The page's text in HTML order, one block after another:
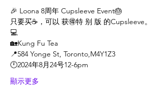
🎉 Loona 8周年 Cupsleeve Event🎂
只要买☕️，可以 获🉐️特 别 版 的Cupsleeve。
💻
🏡Kung Fu Tea
📍584 Yonge St, Toronto,M4Y1Z3
🕛2024年8月24号12-6pm
顯示更多